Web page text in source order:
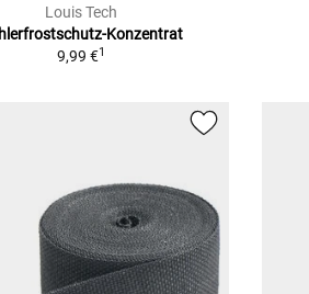
Louis Tech
Konzentrat
9,99 €1